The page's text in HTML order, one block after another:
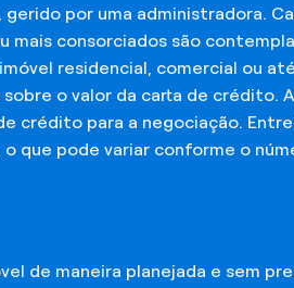
por uma administradora.
mais consorciados são
residencial, comercial ou
o valor da carta de crédito.
crédito para a negociação.
que pode variar conforme o
de maneira planejada e sem